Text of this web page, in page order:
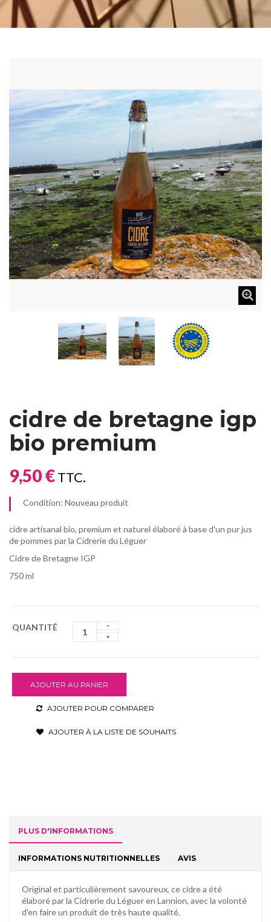
cidre de bretagne igp
bio premium
9,50 €TTC.
Condition: Nouveau produit
cidre artisanal bio, premium et naturel élaboré à base d'un pur jus
de pommes par la Cidrerie du Léguer
Cidre de Bretagne IGP
750 ml
QUANTITÉ
AJOUTER AU PANIER
AJOUTER POUR COMPARER
AJOUTER À LA LISTE DE SOUHAITS
PLUS D'INFORMATIONS
INFORMATIONS NUTRITIONNELLES AVIS
Original et particulièrement savoureux, ce cidre a été
élaboré par la Cidrerie du Léguer en Lannion, avec la volonté
d'en faire un produit de très haute qualité.